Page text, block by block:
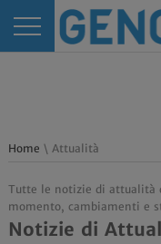
Home \ Attualità
Tutte le notizie di attualità
momento, cambiamenti e
Notizie di